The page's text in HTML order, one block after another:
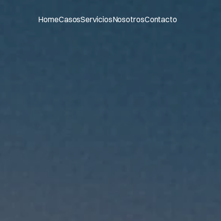
HomeCasosServiciosNosotrosContacto